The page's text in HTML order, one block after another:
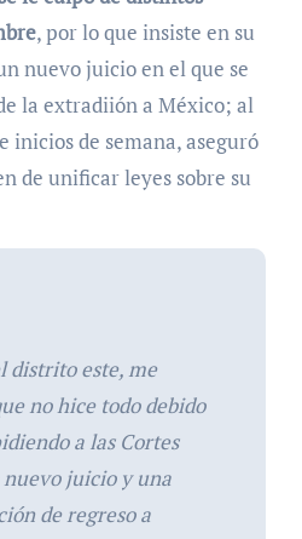
, por lo que insiste en su
nuevo juicio en el que se
la extradiión a México; al
inicios de semana, aseguró
de unificar leyes sobre su
distrito este, me
no hice todo debido
a las Cortes
juicio y una
de regreso a